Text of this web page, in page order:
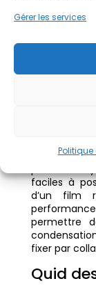
Gérer les services
avant
disponible
Quelle
faciles à
d’un film
permettre
fixer par
Quid